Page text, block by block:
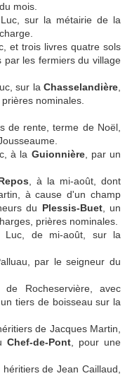
mois.
sur la métairie de la
et trois livres quatre sols
par les fermiers du village
sur la Chasselandière
nominales.
de rente, terme de Noël,
à la Guionnière, par un
, à la mi-août, dont
à cause d'un champ
du Plessis-Buet, un
prières nominales.
Luc, de mi-août, sur la
par le seigneur du
Rocheservière, avec
un tiers de boisseau sur la
de Jacques Martin,
Chef-de-Pont , pour une
de Jean Caillaud,